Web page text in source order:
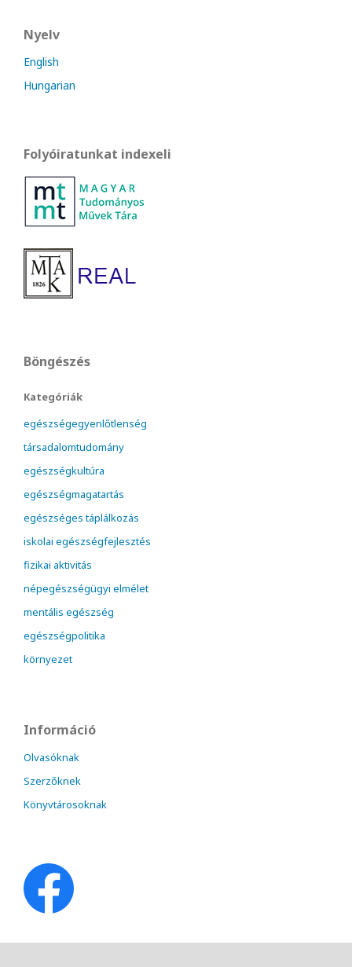
Nyelv
English
Hungarian
Folyóiratunkat indexeli
Böngészés
Kategóriák
egészségegyenlőtlenség
társadalomtudomány
egészségkultúra
egészségmagatartás
egészséges táplálkozás
iskolai egészségfejlesztés
fizikai aktivitás
népegészségügyi elmélet
mentális egészség
egészségpolitika
környezet
Információ
Olvasóknak
Szerzőknek
Könyvtárosoknak